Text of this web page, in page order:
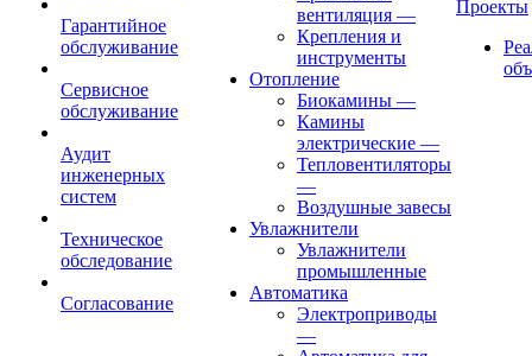
Гарантийное
обслуживание
Сервисное
обслуживание
Аудит
инженерных
систем
Техническое
обследование
Согласование
вентиляция —
Крепления и
инструменты
Отопление
Биокамины —
Камины
электрические —
Тепловентиляторы
—
Воздушные завесы
Увлажнители
Увлажнители
промышленные
Автоматика
Электроприводы
—
Проекты